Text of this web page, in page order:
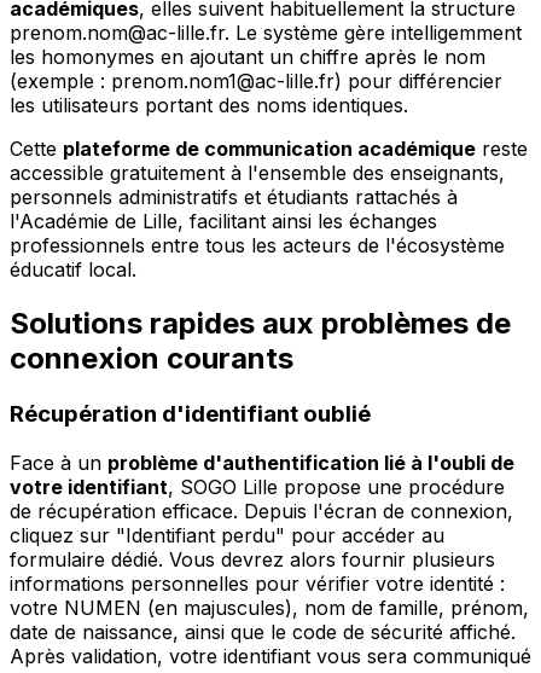
académiques, elles suivent habituellement la structure
prenom.nom@ac-lille.fr. Le système gère intelligemment
les homonymes en ajoutant un chiffre après le nom
(exemple : prenom.nom1@ac-lille.fr) pour différencier
les utilisateurs portant des noms identiques.
Cette plateforme de communication académique reste
accessible gratuitement à l'ensemble des enseignants,
personnels administratifs et étudiants rattachés à
l'Académie de Lille, facilitant ainsi les échanges
professionnels entre tous les acteurs de l'écosystème
éducatif local.
Solutions rapides aux problèmes de
connexion courants
Récupération d'identifiant oublié
Face à un problème d'authentification lié à l'oubli de
votre identifiant, SOGO Lille propose une procédure
de récupération efficace. Depuis l'écran de connexion,
cliquez sur "Identifiant perdu" pour accéder au
formulaire dédié. Vous devrez alors fournir plusieurs
informations personnelles pour vérifier votre identité :
votre NUMEN (en majuscules), nom de famille, prénom,
date de naissance, ainsi que le code de sécurité affiché.
Après validation, votre identifiant vous sera communiqué